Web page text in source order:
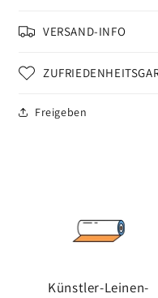
VERSAND-INFO
Freigeben
Künstler-Leinen-